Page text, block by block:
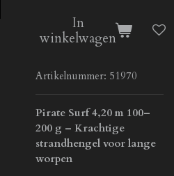
In
winkelwagen
Artikelnummer: 51970
Pirate Surf 4,20 m 100–
200 g – Krachtige
strandhengel voor lange
worpen